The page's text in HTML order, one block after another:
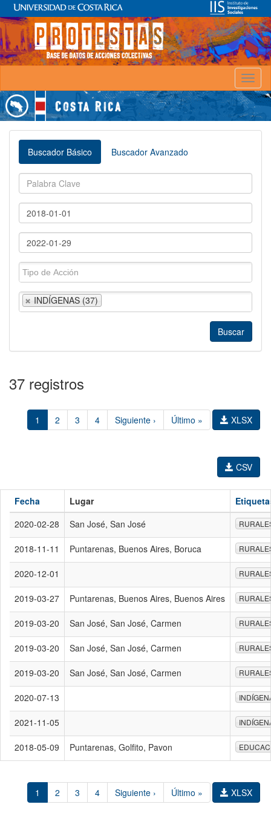
Buscador Básico Buscador Avanzado
INDÍGENAS (37)
37 registros
1 2 3 4 Siguiente › Último » XLSX
CSV
Fecha Lugar
2020-02-28
San José, San José
2018-11-11 Puntarenas, Buenos Aires, Boruca
2020-12-01
2019-03-27 Puntarenas, Buenos Aires, Buenos Aires
2019-03-20 San José, San José, Carmen
2019-03-20 San José, San José, Carmen
2019-03-20 San José, San José, Carmen
2020-07-13
2021-11-05
2018-05-09 Puntarenas, Golfito, Pavon
1 2 3 4 Siguiente › Último » XLSX